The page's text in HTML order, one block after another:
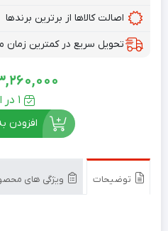
اصالت کالاها از برترین برندها
تحویل سریع در کمترین زمان
1 در انبار
افزودن
توضیحات ویژگی های